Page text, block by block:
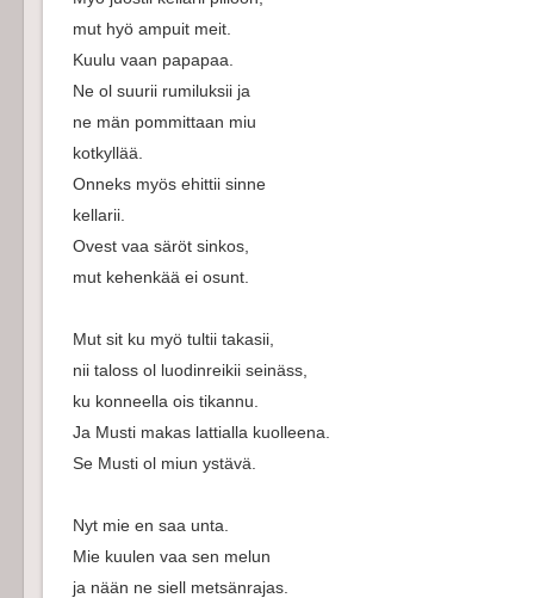
mut hyö ampuit meit.
Kuulu vaan papapaa.
Ne ol suurii rumiluksii ja
ne män pommittaan miu
kotkyllää.
Onneks myös ehittii sinne
kellarii.
Ovest vaa säröt sinkos,
mut kehenkää ei osunt.
Mut sit ku myö tultii takasii,
nii taloss ol luodinreikii seinäss,
ku konneella ois tikannu.
Ja Musti makas lattialla kuolleena.
Se Musti ol miun ystävä.
Nyt mie en saa unta.
Mie kuulen vaa sen melun
ja nään ne siell metsänrajas.